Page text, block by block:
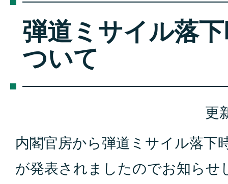
弾道ミサイル落
ついて
更
内閣官房から弾道ミサイル落下
が発表されましたのでお知らせ